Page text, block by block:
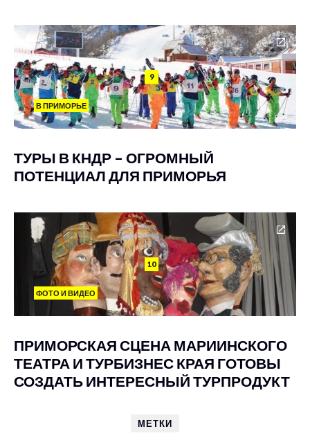
9
В ПРИМОРЬЕ
ТУРЫ В КНДР – ОГРОМНЫЙ
ПОТЕНЦИАЛ ДЛЯ ПРИМОРЬЯ
10
ФОТО И ВИДЕО
ПРИМОРСКАЯ СЦЕНА МАРИИНСКОГО
ТЕАТРА И ТУРБИЗНЕС КРАЯ ГОТОВЫ
СОЗДАТЬ ИНТЕРЕСНЫЙ ТУРПРОДУКТ
МЕТКИ